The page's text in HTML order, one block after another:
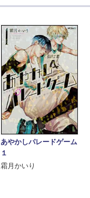
あやかしパレードゲーム
１
霜月かいり